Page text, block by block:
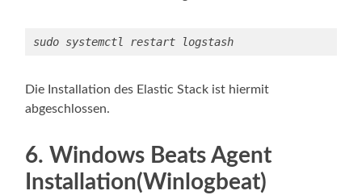
Die Installation des Elastic Stack ist hiermit
abgeschlossen.
6. Windows Beats Agent
Installation(Winlogbeat)